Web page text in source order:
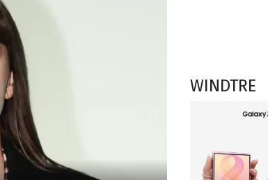
WINDTRE